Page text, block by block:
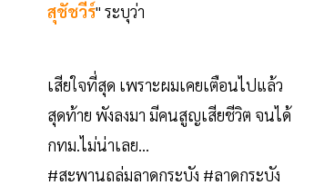
สุชัชวีร์" ระบุว่า
เสียใจที่สุด เพราะผมเคยเตือนไปแล้ว
สุดท้าย พังลงมา มีคนสูญเสียชีวิต จนได้
กทม.ไม่น่าเลย...
#สะพานถล่มลาดกระบัง #ลาดกระบัง